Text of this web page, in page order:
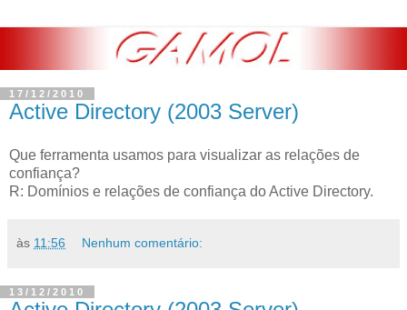
17/12/2010
Active Directory (2003 Server)
Que ferramenta usamos para visualizar as relações de
confiança?
R: Domínios e relações de confiança do Active Directory.
às 11:56 Nenhum comentário:
13/12/2010